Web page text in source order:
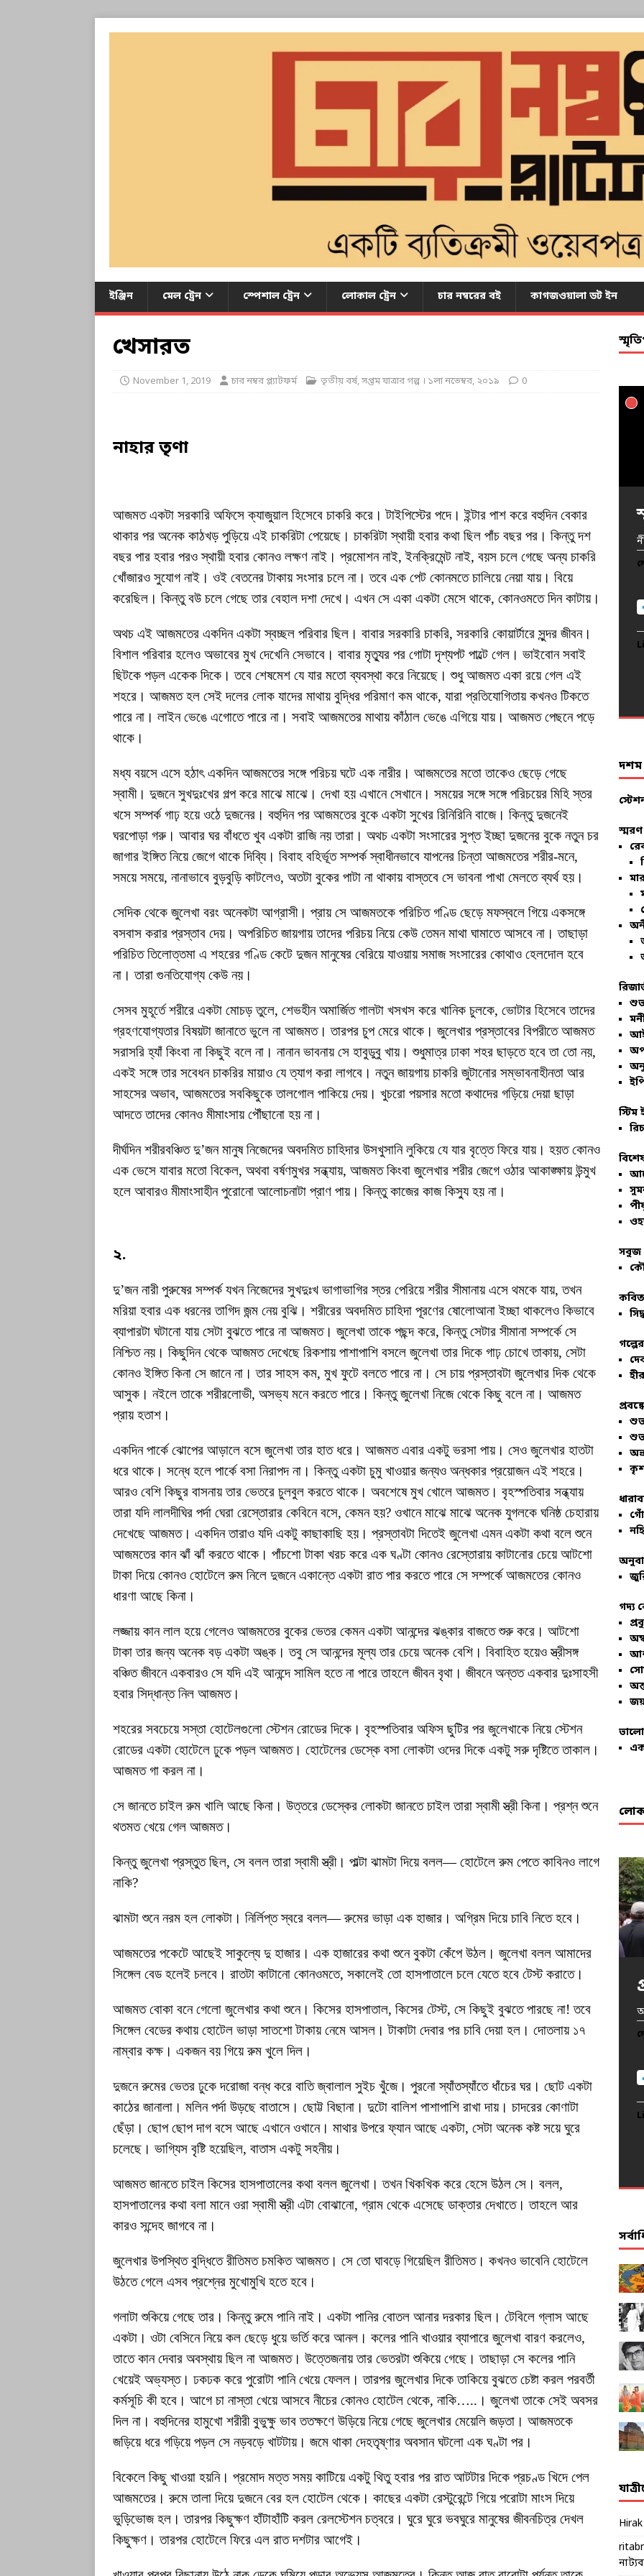
ইঞ্জিন মেল ট্রেন স্পেশাল ট্রেন লোকাল ট্রেন চার নম্বরের বই কাগজওয়ালা ডট ইন
খেসারত
November 1, 2019 চার নম্বর প্ল্যাটফর্ম তৃতীয় বর্ষ, সপ্তম যাত্রার গল্প । ১লা নভেম্বর, ২০১৯ 0
নাহারতৃণা
আজমত একটা সরকারি অফিসে ক্যাজুয়াল হিসেবে চাকরি করে। টাইপিস্টের পদে। ইন্টার পাশ করে বহুদিন বেকার
থাকার পর অনেক কাঠখড় পুড়িয়ে এই চাকরিটা পেয়েছে। চাকরিটা স্থায়ী হবার কথা ছিল পাঁচ বছর পর। কিন্তু দশ
বছর পার হবার পরও স্থায়ী হবার কোনও লক্ষণ নাই। প্রমোশন নাই, ইনক্রিমেন্ট নাই, বয়স চলে গেছে অন্য চাকরি
খোঁজারও সুযোগ নাই। ওই বেতনের টাকায় সংসার চলে না। তবে এক পেট কোনমতে চালিয়ে নেয়া যায়। বিয়ে
করেছিল। কিন্তু বউ চলে গেছে তার বেহাল দশা দেখে। এখন সে একা একটা মেসে থাকে, কোনওমতে দিন কাটায়।
অথচ এই আজমতের একদিন একটা স্বচ্ছল পরিবার ছিল। বাবার সরকারি চাকরি, সরকারি কোয়ার্টারে সুন্দর জীবন।
বিশাল পরিবার হলেও অভাবের মুখ দেখেনি সেভাবে। বাবার মৃত্যুর পর গোটা দৃশ্যপট পাল্টে গেল। ভাইবোন সবাই
ছিটকে পড়ল একেক দিকে। তবে শেষমেশ যে যার মতো ব্যবস্থা করে নিয়েছে। শুধু আজমত একা রয়ে গেল এই
শহরে। আজমত হল সেই দলের লোক যাদের মাথায় বুদ্ধির পরিমাণ কম থাকে, যারা প্রতিযোগিতায় কখনও টিকতে
পারে না। লাইন ভেঙে এগোতে পারে না। সবাই আজমতের মাথায় কাঁঠাল ভেঙে এগিয়ে যায়। আজমত পেছনে পড়ে
থাকে।
মধ্য বয়সে এসে হঠাৎ একদিন আজমতের সঙ্গে পরিচয় ঘটে এক নারীর। আজমতের মতো তাকেও ছেড়ে গেছে
স্বামী। দুজনে সুখদুঃখের গল্প করে মাঝে মাঝে। দেখা হয় এখানে সেখানে। সময়ের সঙ্গে সঙ্গে পরিচয়ের মিহি স্তর
খসে সম্পর্ক গাঢ় হয়ে ওঠে দুজনের। বহুদিন পর আজমতের বুকে একটা সুখের রিনিরিনি বাজে। কিন্তু দুজনেই
ঘরপোড়া গরু। আবার ঘর বাঁধতে খুব একটা রাজি নয় তারা। অথচ একটা সংসারের সুপ্ত ইচ্ছা দুজনের বুকে নতুন চর
জাগার ইঙ্গিত নিয়ে জেগে থাকে দিব্যি। বিবাহ বহির্ভূত সম্পর্ক স্বাধীনভাবে যাপনের চিন্তা আজমতের শরীর-মনে,
সময়ে সময়ে, নানাভাবে বুড়বুড়ি কাটলেও, অতটা বুকের পাটা না থাকায় বাস্তবে সে ভাবনা পাখা মেলতে ব্যর্থ হয়।
সেদিক থেকে জুলেখা বরং অনেকটা আগ্রাসী। প্রায় সে আজমতকে পরিচিত গণ্ডি ছেড়ে মফস্বলে গিয়ে একসঙ্গে
বসবাস করার প্রস্তাব দেয়। অপরিচিত জায়গায় তাদের পরিচয় নিয়ে কেউ তেমন মাথা ঘামাতে আসবে না। তাছাড়া
পরিচিত তিলোত্তমা এ শহরের গণ্ডি কেটে দুজন মানুষের বেরিয়ে যাওয়ায় সমাজ সংসারের কোথাও হেলদোল হবে
না। তারা গুনতিযোগ্য কেউ নয়।
সেসব মুহূর্তে শরীরে একটা মোচড় তুলে, শেভহীন অমার্জিত গালটা খসখস করে খানিক চুলকে, ভোটার হিসেবে তাদের
গ্রহণযোগ্যতার বিষয়টা জানাতে ভুলে না আজমত। তারপর চুপ মেরে থাকে। জুলেখার প্রস্তাবের বিপরীতে আজমত
সরাসরি হ্যাঁ কিংবা না কিছুই বলে না। নানান ভাবনায় সে হাবুডুবু খায়। শুধুমাত্র ঢাকা শহর ছাড়তে হবে তা তো নয়,
একই সঙ্গে তার সবেধন চাকরির মায়াও যে ত্যাগ করা লাগবে। নতুন জায়গায় চাকরি জুটানোর সম্ভাবনাহীনতা আর
সাহসের অভাব, আজমতের সবকিছুকে তালগোল পাকিয়ে দেয়। খুচরো পয়সার মতো কথাদের গড়িয়ে দেয়া ছাড়া
আদতে তাদের কোনও মীমাংসায় পৌঁছানো হয় না।
দীর্ঘদিন শরীরবঞ্চিত দু’জন মানুষ নিজেদের অবদমিত চাহিদার উসখুসানি লুকিয়ে যে যার বৃত্তে ফিরে যায়। হয়ত কোনও
এক ভেসে যাবার মতো বিকেল, অথবা বর্ষণমুখর সন্ধ্যায়, আজমত কিংবা জুলেখার শরীর জেগে ওঠার আকাঙ্ক্ষায় উন্মুখ
হলে আবারও মীমাংসাহীন পুরোনো আলোচনাটা প্রাণ পায়। কিন্তু কাজের কাজ কিস্যু হয় না।
২.
দু’জন নারী পুরুষের সম্পর্ক যখন নিজেদের সুখদুঃখ ভাগাভাগির স্তর পেরিয়ে শরীর সীমানায় এসে থমকে যায়, তখন
মরিয়া হবার এক ধরনের তাগিদ জন্ম নেয় বুঝি। শরীরের অবদমিত চাহিদা পূরণের ষোলোআনা ইচ্ছা থাকলেও কিভাবে
ব্যাপারটা ঘটানো যায় সেটা বুঝতে পারে না আজমত। জুলেখা তাকে পছন্দ করে, কিন্তু সেটার সীমানা সম্পর্কে সে
নিশ্চিত নয়। কিছুদিন থেকে আজমত দেখেছে রিকশায় পাশাপাশি বসলে জুলেখা তার দিকে গাঢ় চোখে তাকায়, সেটা
কোনও ইঙ্গিত কিনা সে জানে না। তার সাহস কম, মুখ ফুটে বলতে পারে না। সে চায় প্রস্তাবটা জুলেখার দিক থেকে
আসুক। নইলে তাকে শরীরলোভী, অসভ্য মনে করতে পারে। কিন্তু জুলেখা নিজে থেকে কিছু বলে না। আজমত
প্রায় হতাশ।
একদিন পার্কে ঝোপের আড়ালে বসে জুলেখা তার হাত ধরে। আজমত এবার একটু ভরসা পায়। সেও জুলেখার হাতটা
ধরে থাকে। সন্ধে হলে পার্কে বসা নিরাপদ না। কিন্তু একটা চুমু খাওয়ার জন্যও অন্ধকার প্রয়োজন এই শহরে।
আরও বেশি কিছুর বাসনায় তার ভেতরে চুলবুল করতে থাকে। অবশেষে মুখ খোলে আজমত। বৃহস্পতিবার সন্ধ্যায়
তারা যদি লালদীঘির পর্দা ঘেরা রেস্তোরার কেবিনে বসে, কেমন হয়? ওখানে মাঝে মাঝে অনেক যুগলকে ঘনিষ্ঠ চেহারায়
দেখেছে আজমত। একদিন তারাও যদি একটু কাছাকাছি হয়। প্রস্তাবটা দিতেই জুলেখা এমন একটা কথা বলে শুনে
আজমতের কান ঝাঁ ঝাঁ করতে থাকে। পাঁচশো টাকা খরচ করে এক ঘণ্টা কোনও রেস্তোরায় কাটানোর চেয়ে আটশো
টাকা দিয়ে কোনও হোটেলে রুম নিলে দুজনে একান্তে একটা রাত পার করতে পারে সে সম্পর্কে আজমতের কোনও
ধারণা আছে কিনা।
লজ্জায় কান লাল হয়ে গেলেও আজমতের বুকের ভেতর কেমন একটা আনন্দের ঝঙ্কার বাজতে শুরু করে। আটশো
টাকা তার জন্য অনেক বড় একটা অঙ্ক। তবু সে আনন্দের মূল্য তার চেয়ে অনেক বেশি। বিবাহিত হয়েও স্ত্রীসঙ্গ
বঞ্চিত জীবনে একবারও সে যদি এই আনন্দে সামিল হতে না পারে তাহলে জীবন বৃথা। জীবনে অন্তত একবার দুঃসাহসী
হবার সিদ্ধান্ত নিল আজমত।
শহরের সবচেয়ে সস্তা হোটেলগুলো স্টেশন রোডের দিকে। বৃহস্পতিবার অফিস ছুটির পর জুলেখাকে নিয়ে স্টেশন
রোডের একটা হোটেলে ঢুকে পড়ল আজমত। হোটেলের ডেস্কে বসা লোকটা ওদের দিকে একটু সরু দৃষ্টিতে তাকাল।
আজমত গা করল না।
সে জানতে চাইল রুম খালি আছে কিনা। উত্তরে ডেস্কের লোকটা জানতে চাইল তারা স্বামী স্ত্রী কিনা। প্রশ্ন শুনে
থতমত খেয়ে গেল আজমত।
কিন্তু জুলেখা প্রস্তুত ছিল, সে বলল তারা স্বামী স্ত্রী। পাল্টা ঝামটা দিয়ে বলল— হোটেলে রুম পেতে কাবিনও লাগে
নাকি?
ঝামটা শুনে নরম হল লোকটা। নির্লিপ্ত স্বরে বলল— রুমের ভাড়া এক হাজার। অগ্রিম দিয়ে চাবি নিতে হবে।
আজমতের পকেটে আছেই সাকুল্যে দু হাজার। এক হাজারের কথা শুনে বুকটা কেঁপে উঠল। জুলেখা বলল আমাদের
সিঙ্গেল বেড হলেই চলবে। রাতটা কাটানো কোনওমতে, সকালেই তো হাসপাতালে চলে যেতে হবে টেস্ট করাতে।
আজমত বোকা বনে গেলো জুলেখার কথা শুনে। কিসের হাসপাতাল, কিসের টেস্ট, সে কিছুই বুঝতে পারছে না! তবে
সিঙ্গেল বেডের কথায় হোটেল ভাড়া সাতশো টাকায় নেমে আসল। টাকাটা দেবার পর চাবি দেয়া হল। দোতলায় ১৭
নাম্বার কক্ষ। একজন বয় গিয়ে রুম খুলে দিল।
দুজনে রুমের ভেতর ঢুকে দরোজা বন্ধ করে বাতি জ্বালাল সুইচ খুঁজে। পুরনো স্যাঁতস্যাঁতে ধাঁচের ঘর। ছোট একটা
কাঠের জানালা। মলিন পর্দা উড়ছে বাতাসে। ছোট্ট বিছানা। দুটো বালিশ পাশাপাশি রাখা দায়। চাদরের কোণাটা
ছেঁড়া। ছোপ ছোপ দাগ বসে আছে এখানে ওখানে। মাথার উপরে ফ্যান আছে একটা, সেটা অনেক কষ্ট সয়ে ঘুরে
চলেছে। ভাগ্যিস বৃষ্টি হয়েছিল, বাতাস একটু সহনীয়।
আজমত জানতে চাইল কিসের হাসপাতালের কথা বলল জুলেখা। তখন খিকখিক করে হেসে উঠল সে। বলল,
হাসপাতালের কথা বলা মানে ওরা স্বামী স্ত্রী এটা বোঝানো, গ্রাম থেকে এসেছে ডাক্তার দেখাতে। তাহলে আর
কারও সন্দেহ জাগবে না।
জুলেখার উপস্থিত বুদ্ধিতে রীতিমত চমকিত আজমত। সে তো ঘাবড়ে গিয়েছিল রীতিমত। কখনও ভাবেনি হোটেলে
উঠতে গেলে এসব প্রশ্নের মুখোমুখি হতে হবে।
গলাটা শুকিয়ে গেছে তার। কিন্তু রুমে পানি নাই। একটা পানির বোতল আনার দরকার ছিল। টেবিলে গ্লাস আছে
একটা। ওটা বেসিনে নিয়ে কল ছেড়ে ধুয়ে ভর্তি করে আনল। কলের পানি খাওয়ার ব্যাপারে জুলেখা বারণ করলেও,
তাতে কান দেবার অবস্থায় ছিল না আজমত। উত্তেজনায় তার ভেতরটা শুকিয়ে গেছে। তাছাড়া সে কলের পানি
খেয়েই অভ্যস্ত। ঢকঢক করে পুরোটা পানি খেয়ে ফেলল। তারপর জুলেখার দিকে তাকিয়ে বুঝতে চেষ্টা করল পরবর্তী
কর্মসূচি কী হবে। আগে চা নাস্তা খেয়ে আসবে নীচের কোনও হোটেল থেকে, নাকি…..। জুলেখা তাকে সেই অবসর
দিল না। বহুদিনের হামুখো শরীরী বুভুক্ষু ভাব ততক্ষণে উড়িয়ে নিয়ে গেছে জুলেখার মেয়েলি জড়তা। আজমতকে
জড়িয়ে ধরে গড়িয়ে পড়ল সে নড়বড়ে খাটটায়। জমে থাকা দেহতৃষ্ণার অবসান ঘটলো এক ঘণ্টা পর।
বিকেলে কিছু খাওয়া হয়নি। প্রমোদ মত্ত সময় কাটিয়ে একটু থিতু হবার পর রাত আটটার দিকে প্রচণ্ড খিদে পেল
আজমতের। রুমে তালা দিয়ে দুজনে বের হল হোটেল থেকে। কাছের একটা রেস্টুরেন্টে গিয়ে পরোটা মাংস দিয়ে
ভুড়িভোজ হল। তারপর কিছুক্ষণ হাঁটাহাঁটি করল রেলস্টেশন চত্বরে। ঘুরে ঘুরে ভবঘুরে মানুষের জীবনচিত্র দেখল
কিছুক্ষণ। তারপর হোটেলে ফিরে এল রাত দশটার আগেই।
দশম
স্মরণ
স্টিম
সবুজ
গদ্য